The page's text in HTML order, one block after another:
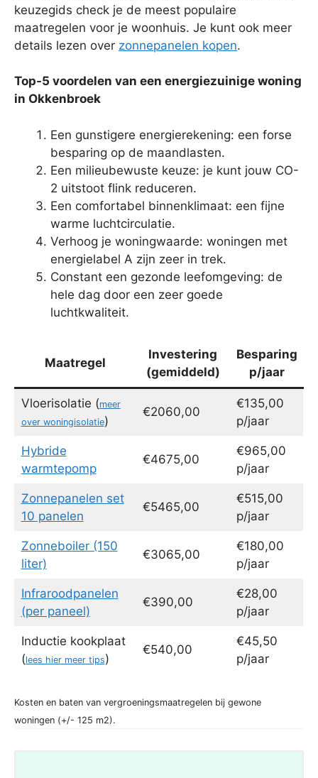
keuzegids check je de meest populaire
maatregelen voor je woonhuis. Je kunt ook meer
details lezen over zonnepanelen kopen.
Top-5 voordelen van een energiezuinige woning
in Okkenbroek
Een gunstigere energierekening: een forse
besparing op de maandlasten.
Een milieubewuste keuze: je kunt jouw CO-
2 uitstoot flink reduceren.
Een comfortabel binnenklimaat: een fijne
warme luchtcirculatie.
Verhoog je woningwaarde: woningen met
energielabel A zijn zeer in trek.
Constant een gezonde leefomgeving: de
hele dag door een zeer goede
luchtkwaliteit.
Maatregel
Investering
(gemiddeld)
Besparing
p/jaar
Vloerisolatie (meer
over woningisolatie)
€2060,00
€135,00
p/jaar
Hybride
warmtepomp
€4675,00
€965,00
p/jaar
Zonnepanelen set
10 panelen
€5465,00
€515,00
p/jaar
Zonneboiler (150
liter)
€3065,00
€180,00
p/jaar
Infraroodpanelen
(per paneel)
€390,00
€28,00
p/jaar
Inductie kookplaat
(lees hier meer tips)
€540,00
€45,50
p/jaar
Kosten en baten van vergroeningsmaatregelen bij gewone
woningen (+/- 125 m2).